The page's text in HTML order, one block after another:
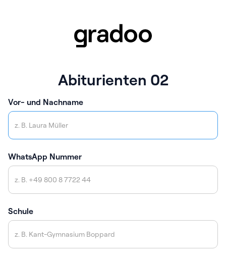
Abiturienten 02
Vor- und Nachname
WhatsApp Nummer
Schule